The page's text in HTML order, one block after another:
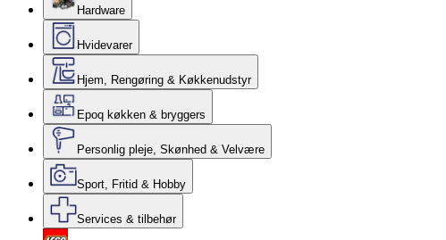
Hardware
Hvidevarer
Hjem, Rengøring & Køkkenudstyr
Epoq køkken & bryggers
Personlig pleje, Skønhed & Velvære
Sport, Fritid & Hobby
Services & tilbehør